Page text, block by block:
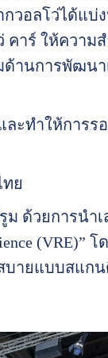
กวอลโว่ได้แ
คาร์ ให้ความ
ด้านการพัฒน
ละทำให้การ
ทย
ด้วยการนำ
(VRE)” โ
ายแบบสแกน